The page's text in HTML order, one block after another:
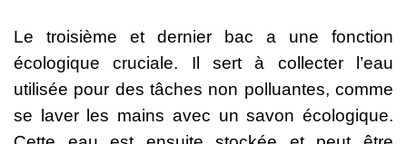
Le troisième et dernier bac a une fonction
écologique cruciale. Il sert à collecter l’eau
utilisée pour des tâches non polluantes, comme
se laver les mains avec un savon écologique.